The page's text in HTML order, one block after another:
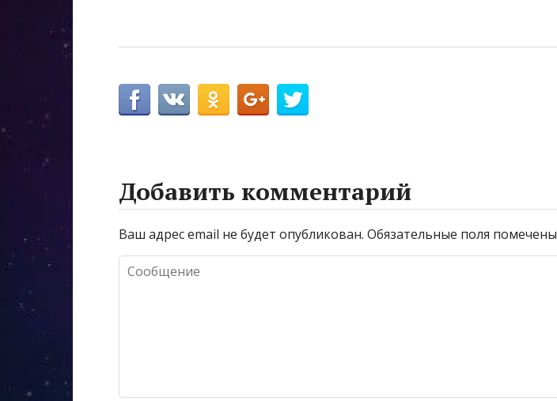
Добавить комментарий
Ваш адрес email не будет опубликован. Обязательные поля помечены